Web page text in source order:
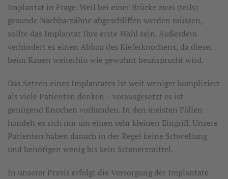
Implantat in Frage. Weil bei einer Brücke zwei (teils)
gesunde Nachbarzähne abgeschliffen werden müssen,
sollte das Implantat Ihre erste Wahl sein. Außerdem
verhindert es einen Abbau des Kieferknochens, da dieser
beim Kauen weiterhin wie gewohnt beansprucht wird.
Das Setzen eines Implantates ist weit weniger kompliziert
als viele Patienten denken – vorausgesetzt es ist
genügend Knochen vorhanden. In den meisten Fällen
handelt es sich nur um einen sehr kleinen Eingriff. Unsere
Patienten haben danach in der Regel keine Schwellung
und benötigen wenig bis kein Schmerzmittel.
In unserer Praxis erfolgt die Versorgung der Implantate